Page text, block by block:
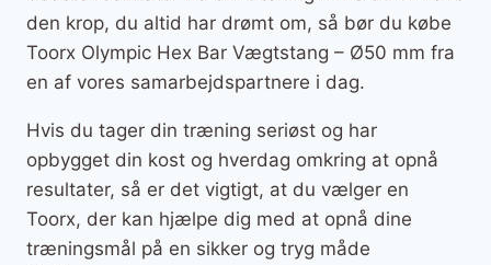
den krop, du altid har drømt om, så bør du købe
Toorx Olympic Hex Bar Vægtstang – Ø50 mm fra
en af vores samarbejdspartnere i dag.
Hvis du tager din træning seriøst og har
opbygget din kost og hverdag omkring at opnå
resultater, så er det vigtigt, at du vælger en
Toorx, der kan hjælpe dig med at opnå dine
træningsmål på en sikker og tryg måde